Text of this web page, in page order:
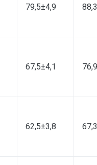
79,5±4,9
67,5±4,1
62,5±3,8